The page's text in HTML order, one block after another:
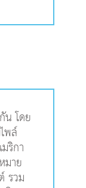
น โดย
พล์
ริกา
มาย
รวม